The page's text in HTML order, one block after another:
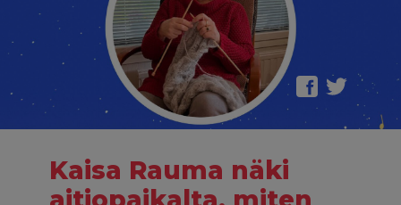
Kaisa Rauma näki